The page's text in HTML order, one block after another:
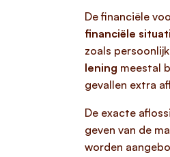
De financiële
financiële
zoals
lening meestal
gevallen extra
De exacte
geven van de
worden